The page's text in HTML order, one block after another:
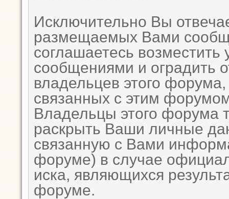
Исключительно Вы
размещаемых Вами
соглашаетесь
сообщениями и оградить
владельцев этого
связанных с этим
Владельцы этого форума
раскрыть Ваши личные
связанную с Вами
форуме) в случае
иска, являющихся
форуме.